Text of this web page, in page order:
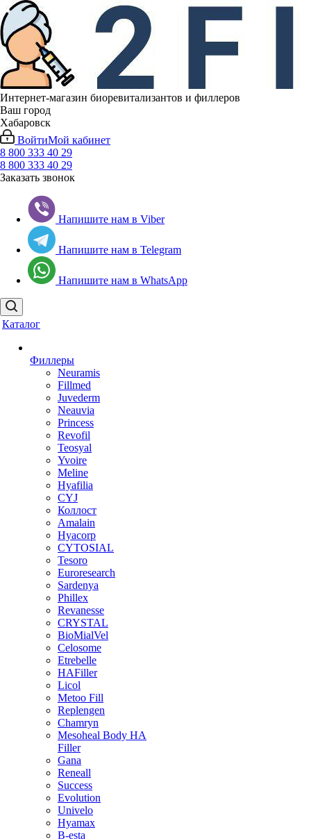
Интернет-магазин биоревитализантов и филлеров
Ваш город
Хабаровск
ВойтиМой кабинет
8 800 333 40 29
8 800 333 40 29
Заказать звонок
Напишите нам в Viber
Напишите нам в Telegram
Напишите нам в WhatsApp
Каталог
Филлеры
Neuramis
Fillmed
Juvederm
Neauvia
Princess
Revofil
Teosyal
Yvoire
Meline
Hyafilia
CYJ
Коллост
Amalain
Hyacorp
CYTOSIAL
Tesoro
Euroresearch
Sardenya
Phillex
Revanesse
CRYSTAL
BioMialVel
Celosome
Etrebelle
HAFiller
Licol
Metoo Fill
Replengen
Chamryn
Mesoheal Body HA
Filler
Gana
Reneall
Success
Evolution
Univelo
Hyamax
B-esta